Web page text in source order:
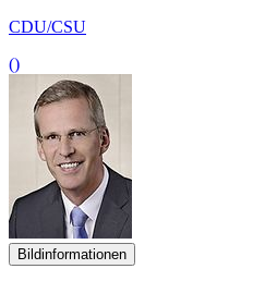
CDU/CSU
()
Bildinformationen